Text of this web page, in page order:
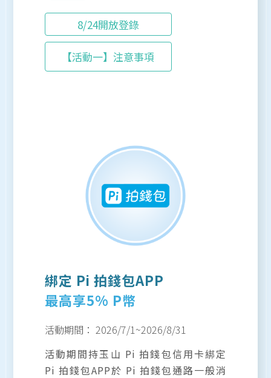
8/24開放登錄
【活動一】注意事項
綁定 Pi 拍錢包APP
最高享5% P幣
活動期間： 2026/7/1~2026/8/31
活動期間持玉山 Pi 拍錢包信用卡綁定
Pi 拍錢包APP於 Pi 拍錢包通路一般消